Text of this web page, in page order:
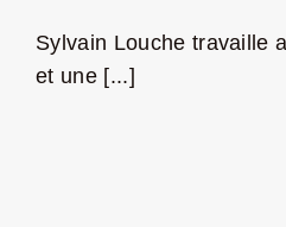
Sylvain Louche travaille
et une [...]